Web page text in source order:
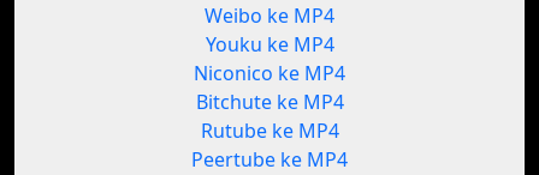
Weibo ke MP4
Youku ke MP4
Niconico ke MP4
Bitchute ke MP4
Rutube ke MP4
Peertube ke MP4